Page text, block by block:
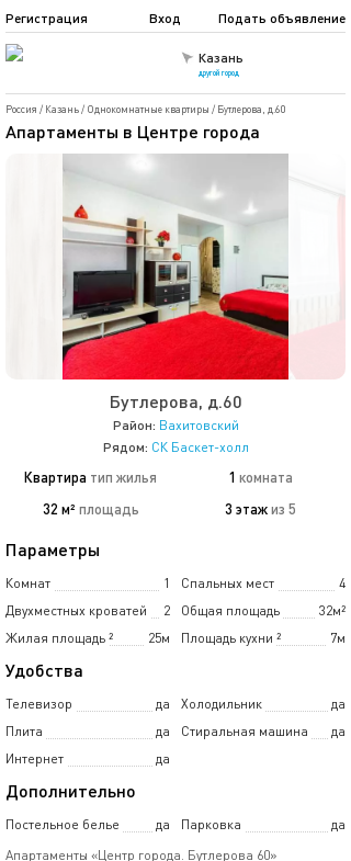
Казань
другой город
Подать объявление
Регистрация Вход
Россия / Казань/ Однокомнатные квартиры / Бутлерова, д.60
Апартаменты в Центре города
Бутлерова, д.60
Район: Вахитовский
Рядом: СК Баскет-холл
Квартира тип жилья 1 комната
32 м² площадь 3 этажиз 5
Параметры
Комнат 1 Спальных мест
4
Двухместных кроватей
2 Общая площадь
32м²
Жилая площадь
25м
² Площадь кухни 7м
²
Удобства
Телевизор да Холодильник
да
Плита
да Стиральная машина
да
Интернет
да
Дополнительно
Постельное белье да Парковка
да
Апартаменты «Центр города. Бутлерова 60»